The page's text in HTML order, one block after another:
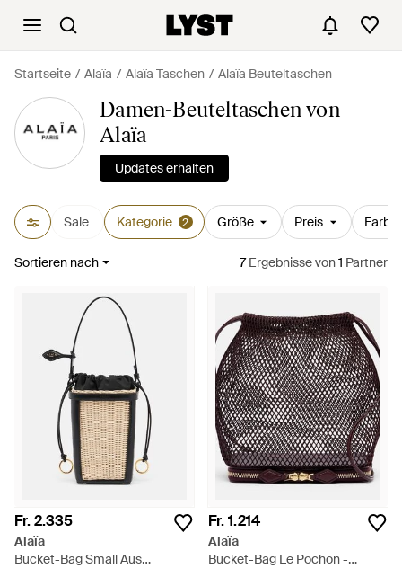
Startseite Alaïa Alaïa Taschen Alaïa Beuteltaschen
Damen-Beuteltaschen von
Alaïa
Updates erhalten
Sale Kategorie 2 Größe Preis Farbe
Sortieren nach 7Ergebnissevon1 Partner
Fr. 2.335
Alaïa
Bucket-Bag Small Aus
Fr. 1.214
Alaïa
Bucket-Bag Le Pochon -